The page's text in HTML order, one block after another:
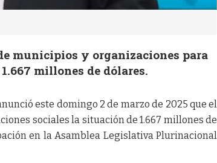
municipios y organizaciones para
millones de dólares.
este domingo 2 de marzo de 2025 que el
sociales la situación de 1.667 millones de
en la Asamblea Legislativa Plurinacional